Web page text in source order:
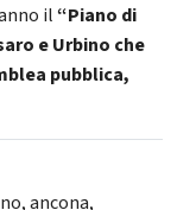
il“Piano di
e Urbino che
pubblica,
,ancona,